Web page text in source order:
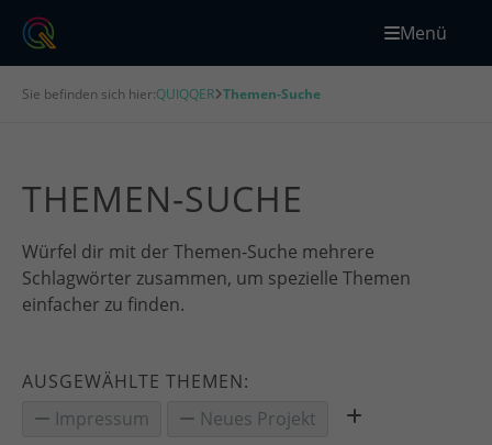
Menü
Sie befinden sich hier:QUIQQER Themen-Suche
THEMEN-SUCHE
Würfel dir mit der Themen-Suche mehrere
Schlagwörter zusammen, um spezielle Themen
einfacher zu finden.
AUSGEWÄHLTE THEMEN:
Impressum
Neues Projekt